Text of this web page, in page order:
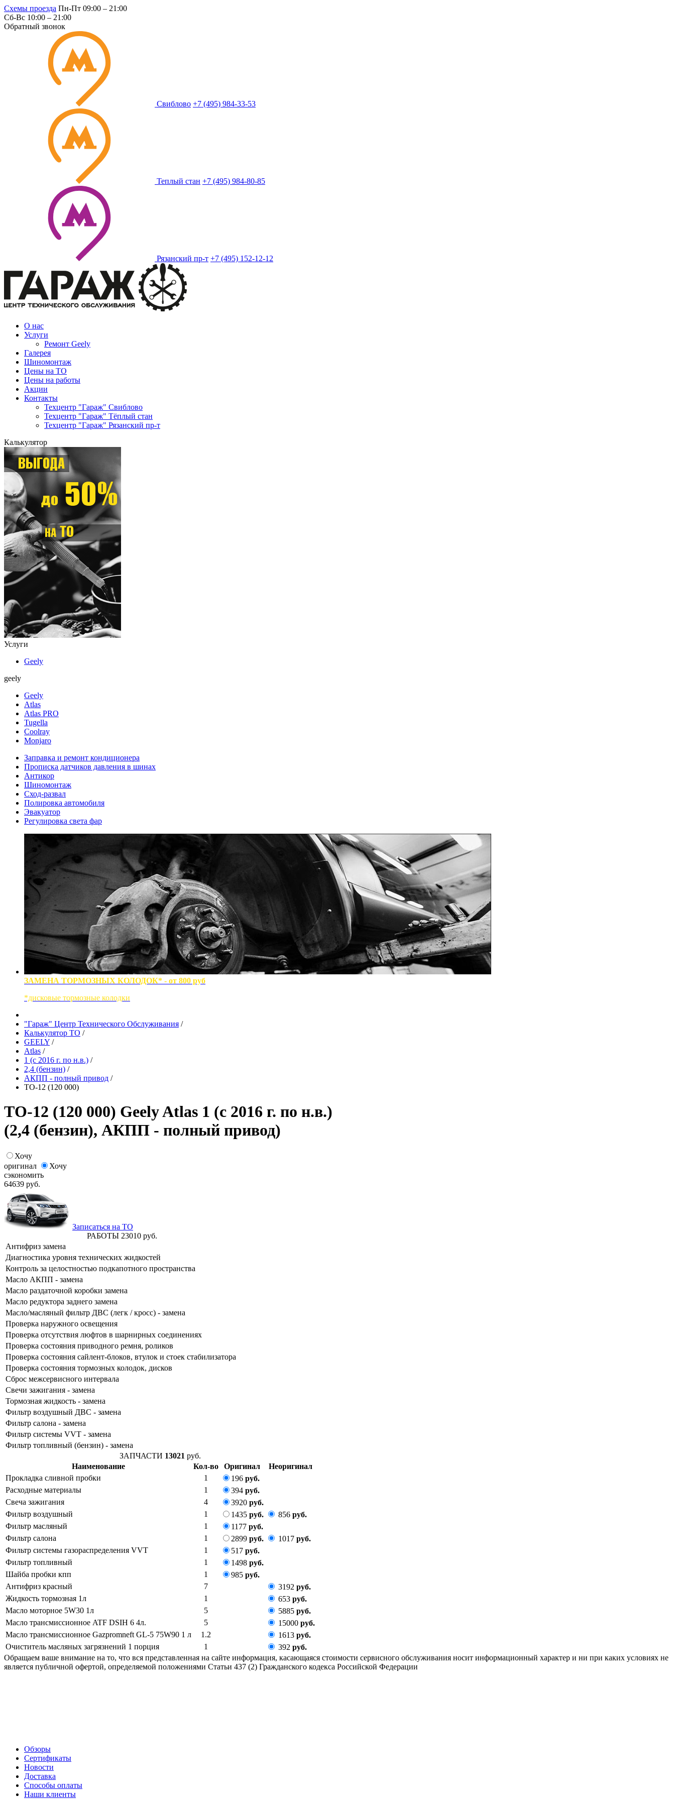
Схемы проезда Пн-Пт 09:00 – 21:00
Сб-Вс 10:00 – 21:00
Обратный звонок
Свиблово +7 (495) 984-33-53
Теплый стан +7 (495) 984-80-85
Рязанский пр-т +7 (495) 152-12-12
О нас
Услуги
Ремонт Geely
Галерея
Шиномонтаж
Цены на ТО
Цены на работы
Акции
Контакты
Техцентр "Гараж" Свиблово
Техцентр "Гараж" Тёплый стан
Техцентр "Гараж" Рязанский пр-т
Калькулятор
Услуги
Geely
geely
Geely
Atlas
Atlas PRO
Tugella
Coolray
Monjaro
Заправка и ремонт кондиционера
Прописка датчиков давления в шинах
Антикор
Шиномонтаж
Сход-развал
Полировка автомобиля
Эвакуатор
Регулировка света фар
ЗАМЕНА ТОРМОЗНЫХ КОЛОДОК* - от 800 руб
*дисковые тормозные колодки
"Гараж" Центр Технического Обслуживания /
Калькулятор ТО /
GEELY /
Atlas /
1 (с 2016 г. по н.в.) /
2,4 (бензин) /
АКПП - полный привод /
ТО-12 (120 000)
ТО-12 (120 000) Geely Atlas 1 (с 2016 г. по н.в.)
(2,4 (бензин), АКПП - полный привод)
Хочу
оригинал
Хочу
сэкономить
64639 руб.
Записаться на ТО
РАБОТЫ 23010руб.
Антифриз замена
Диагностика уровня технических жидкостей
Контроль за целостностью подкапотного пространства
Масло АКПП - замена
Масло раздаточной коробки замена
Масло редуктора заднего замена
Масло/масляный фильтр ДВС (легк / кросс) - замена
Проверка наружного освещения
Проверка отсутствия люфтов в шарнирных соединениях
Проверка состояния приводного ремня, роликов
Проверка состояния сайлент-блоков, втулок и стоек стабилизатора
Проверка состояния тормозных колодок, дисков
Сброс межсервисного интервала
Свечи зажигания - замена
Тормозная жидкость - замена
Фильтр воздушный ДВС - замена
Фильтр салона - замена
Фильтр системы VVT - замена
Фильтр топливный (бензин) - замена
ЗАПЧАСТИ 13021 руб.
Наименование
Кол-во Оригинал
Неоригинал
Прокладка сливной пробки
1 196 руб.
Расходные материалы
1 394 руб.
Свеча зажигания
4 3920 руб.
Фильтр воздушный
1 1435 руб. 856 руб.
Фильтр масляный
1 1177 руб.
Фильтр салона
1 2899 руб. 1017 руб.
Фильтр системы газораспределения VVT
1 517 руб.
Фильтр топливный
1 1498 руб.
Шайба пробки кпп
1 985 руб.
Антифриз красный
7 3192 руб.
Жидкость тормозная 1л
1 653 руб.
Масло моторное 5W30 1л
5 5885 руб.
Масло трансмиссионное ATF DSIH 6 4л.
5 15000 руб.
Масло трансмиссионное Gazpromneft GL-5 75W90 1 л
1.2 1613 руб.
Очиститель масляных загрязнений 1 порция
1 392 руб.
Обращаем ваше внимание на то, что вся представленная на сайте информация, касающаяся стоимости сервисного обслуживания носит информационный характер и ни при каких условиях не
является публичной офертой, определяемой положениями Статьи 437 (2) Гражданского кодекса Российской Федерации
Обзоры
Сертификаты
Новости
Доставка
Способы оплаты
Наши клиенты